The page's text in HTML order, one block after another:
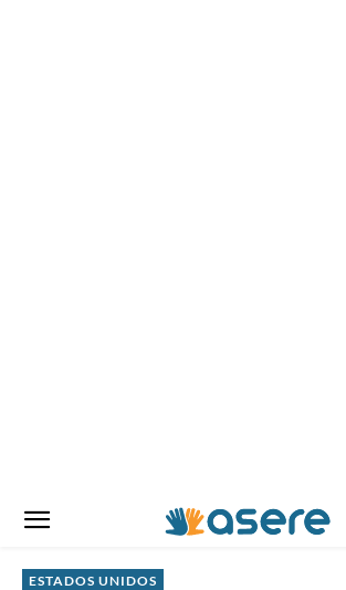
ESTADOS UNIDOS